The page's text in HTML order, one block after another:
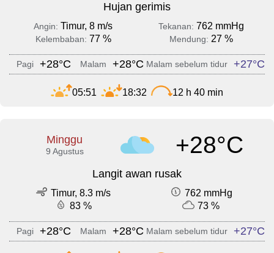
Hujan gerimis
Angin: Timur, 8 m/s Tekanan: 762 mmHg
Kelembaban: 77 % Mendung: 27 %
Pagi +28°C Malam +28°C Malam sebelum tidur +27°C
05:51 18:32 12 h 40 min
Minggu
9 Agustus +28°C
Langit awan rusak
Timur, 8.3 m/s
762 mmHg
83 %
73 %
Pagi +28°C Malam +28°C Malam sebelum tidur +27°C